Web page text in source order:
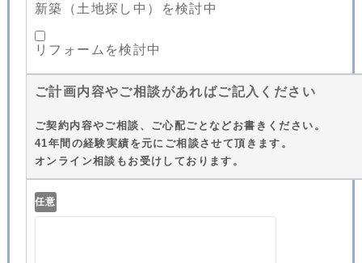
新築（土地探し中）を検討中
リフォームを検討中
ご計画内容やご相談があればご記入ください
ご契約内容やご相談、ご心配ごとなどお書きください。
41年間の経験実績を元にご相談させて頂きます。
オンライン相談もお受けしております。
任意